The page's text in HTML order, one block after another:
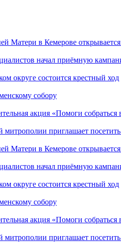
Матери в Кемерове
начал приёмную
округе состоится крестный ход
собору
акция «Помоги собраться
митрополии приглашает
Матери в Кемерове
начал приёмную
округе состоится крестный ход
собору
акция «Помоги собраться
митрополии приглашает